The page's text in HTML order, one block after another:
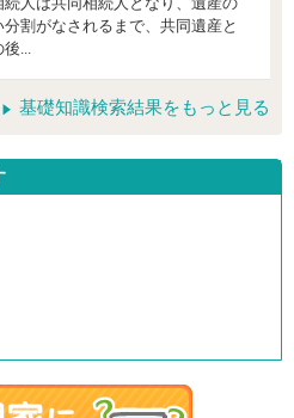
人は共同相続人となり、遺産の
割がなされるまで、共同遺産と
後...
基礎知識検索結果をもっと見る